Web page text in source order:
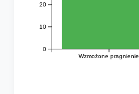
Wzmożone pragnienie
0
10
20